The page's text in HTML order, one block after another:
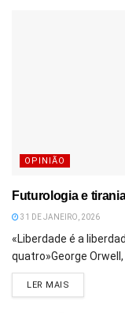
OPINIÃO
Futurologia e
31 DE JANEIRO, 2026
«Liberdade é a
quatro»George
LER MAIS